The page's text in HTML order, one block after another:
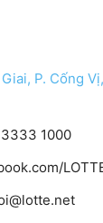
P. Cống
1000